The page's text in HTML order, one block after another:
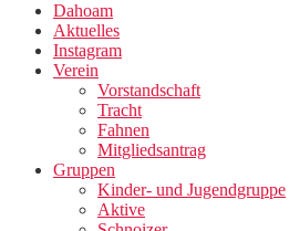
Dahoam
Aktuelles
Instagram
Verein
Vorstandschaft
Tracht
Fahnen
Mitgliedsantrag
Gruppen
Kinder- und Jugendgruppe
Aktive